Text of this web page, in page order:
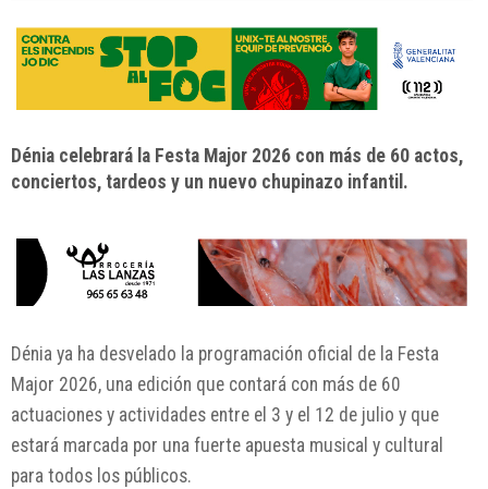
Dénia celebrará la Festa Major 2026 con más de 60 actos,
conciertos, tardeos y un nuevo chupinazo infantil.
Dénia ya ha desvelado la programación oficial de la Festa
Major 2026, una edición que contará con más de 60
actuaciones y actividades entre el 3 y el 12 de julio y que
estará marcada por una fuerte apuesta musical y cultural
para todos los públicos.